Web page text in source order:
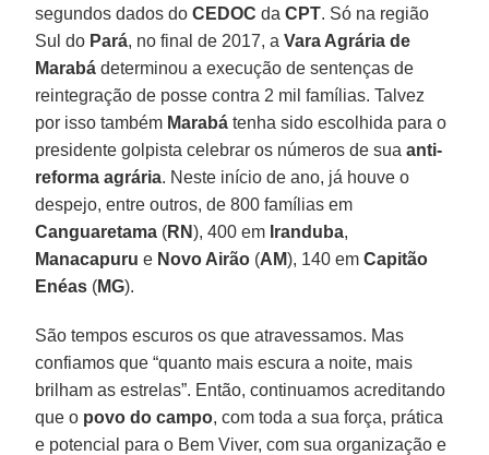
segundos dados doCEDOC daCPT. Só na região
Sul do Pará, no final de 2017, aVara Agrária de
Marabá determinou a execução de sentenças de
reintegração de posse contra 2 mil famílias. Talvez
por isso também Marabá tenha sido escolhida para o
presidente golpista celebrar os números de suaanti-
reforma agrária. Neste início de ano, já houve o
despejo, entre outros, de 800 famílias em
Canguaretama (RN), 400 em Iranduba,
Manacapuru e Novo Airão (AM), 140 emCapitão
Enéas (MG).
São tempos escuros os que atravessamos. Mas
confiamos que “quanto mais escura a noite, mais
brilham as estrelas”. Então, continuamos acreditando
que o povo do campo, com toda a sua força, prática
e potencial para o Bem Viver, com sua organização e